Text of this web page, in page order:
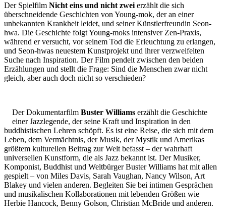
Der Spielfilm Nicht eins und nicht zwei erzählt die sich
überschneidende Geschichten von Young-mok, der an einer
unbekannten Krankheit leidet, und seiner Künstlerfreundin Seon-
hwa. Die Geschichte folgt Young-moks intensiver Zen-Praxis,
während er versucht, vor seinem Tod die Erleuchtung zu erlangen,
und Seon-hwas neuestem Kunstprojekt und ihrer verzweifelten
Suche nach Inspiration. Der Film pendelt zwischen den beiden
Erzählungen und stellt die Frage: Sind die Menschen zwar nicht
gleich, aber auch doch nicht so verschieden?
Der Dokumentarfilm Buster Williams erzählt die Geschichte
einer Jazzlegende, der seine Kraft und Inspiration in den
buddhistischen Lehren schöpft. Es ist eine Reise, die sich mit dem
Leben, dem Vermächtnis, der Musik, der Mystik und Amerikas
größtem kulturellen Beitrag zur Welt befasst – der wahrhaft
universellen Kunstform, die als Jazz bekannt ist. Der Musiker,
Komponist, Buddhist und Weltbürger Buster Williams hat mit allen
gespielt – von Miles Davis, Sarah Vaughan, Nancy Wilson, Art
Blakey und vielen anderen. Begleiten Sie bei intimen Gesprächen
und musikalischen Kollaborationen mit lebenden Größen wie
Herbie Hancock, Benny Golson, Christian McBride und anderen.